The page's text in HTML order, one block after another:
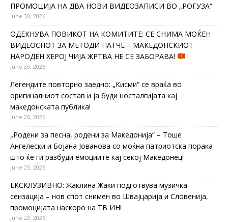
ПРОМОЦИЈА НА ДВА НОВИ ВИДЕОЗАПИСИ ВО „РОГУЗА“
June 30, 2026
ОДЕКНУВА ПОВИКОТ НА КОМИТИТЕ: СЕ СНИМА МОЌЕН
ВИДЕОСПОТ ЗА МЕТОДИ ПАТЧЕ – МАКЕДОНСКИОТ
НАРОДЕН ХЕРОЈ ЧИЈА ЖРТВА НЕ СЕ ЗАБОРАВА!
June 30, 2026
Легендите повторно заедно: „Кисми“ се враќа во
оригиналниот состав и ја буди носталгијата кај
македонската публика!
June 26, 2026
„Родени за песна, родени за Македонија“ – Тоше
Ангелески и Бојана Јованова со моќна патриотска порака
што ќе ги разбуди емоциите кај секој Македонец!
June 25, 2026
ЕКСКЛУЗИВНО: Жаклина Жаки подготвува музичка
сензација – нов спот снимен во Швајцарија и Словенија,
промоцијата наскоро на ТВ ИН!
June 23, 2026